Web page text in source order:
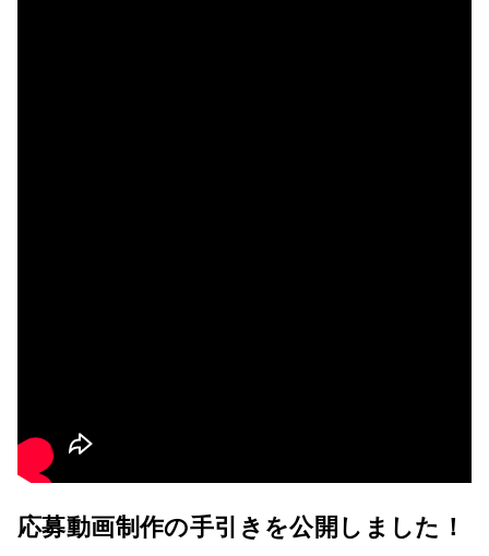
応募動画制作の手引きを公開しました！